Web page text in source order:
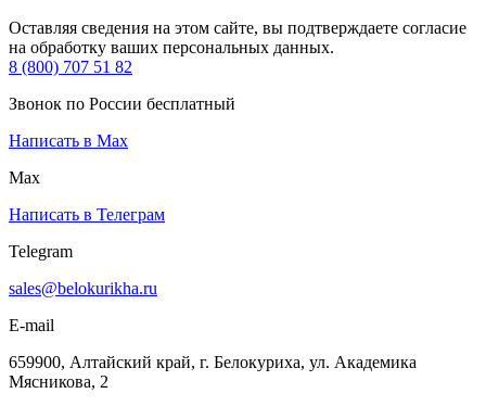
Оставляя сведения на этом сайте, вы подтверждаете согласие
на обработку ваших персональных данных.
8 (800) 707 51 82
Звонок по России бесплатный
Написать в Max
Max
Написать в Телеграм
Telegram
sales@belokurikha.ru
E-mail
659900, Алтайский край, г. Белокуриха, ул. Академика
Мясникова, 2